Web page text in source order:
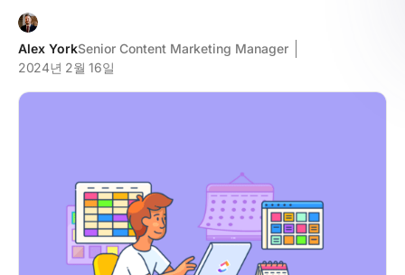
Alex YorkSenior Content Marketing Manager
2024년 2월 16일